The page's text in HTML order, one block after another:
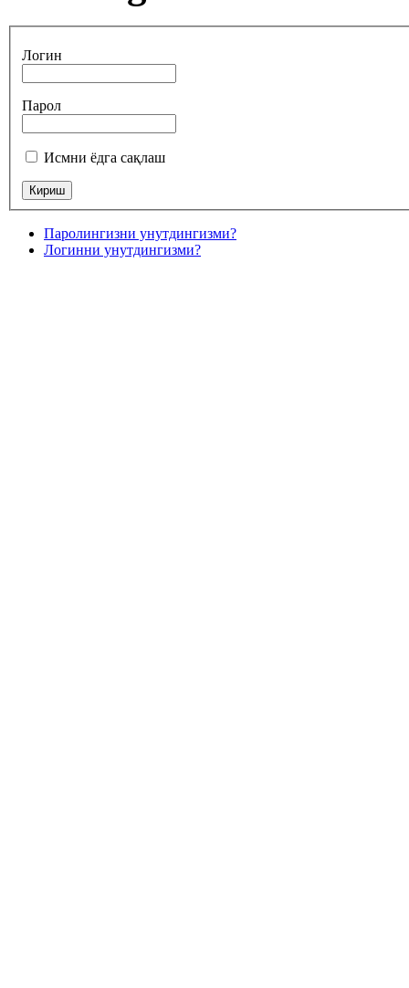
Логин
Парол
Исмни ёдга сақлаш
Паролингизни унутдингизми?
Логинни унутдингизми?